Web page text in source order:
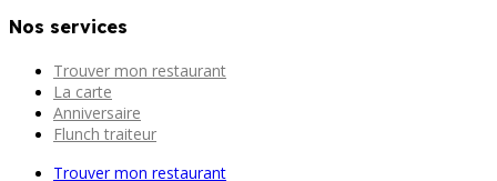
Nos services
Trouver mon restaurant
La carte
Anniversaire
Flunch traiteur
Trouver mon restaurant